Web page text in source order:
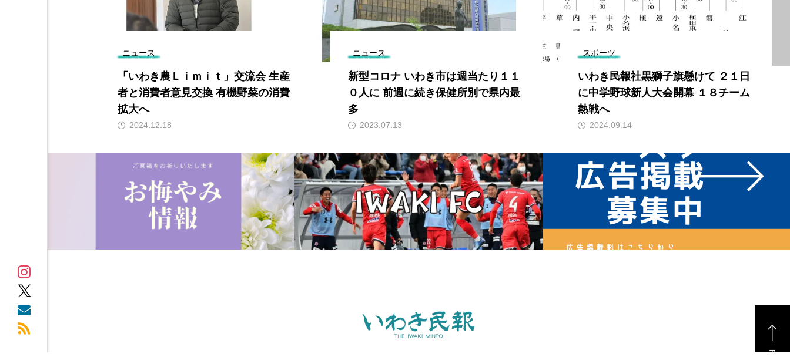
ニュース
「いわき農Ｌｉｍｉｔ」交流会 生産
者と消費者意見交換 有機野菜の消費
拡大へ
2024.12.18
ニュース
新型コロナ いわき市は週当たり１１
０人に 前週に続き保健所別で県内最
多
2023.07.13
スポーツ
いわき民報社黒獅子旗懸けて ２１日
に中学野球新人大会開幕 １８チーム
熱戦へ
2024.09.14